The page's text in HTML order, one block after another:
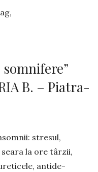
B. – Piatra-
stresul,
la ore târzii,
antide­